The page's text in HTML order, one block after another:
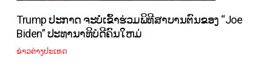
Trump ປະກາດ ຈະບໍ່ເຂົ້າຮ່ວມພິທີສາບານຕົນຂອງ “Joe
Biden” ປະທານາທິບໍດີຄົນໃຫມ່
ຂ່າວຕ່າງປະເທດ